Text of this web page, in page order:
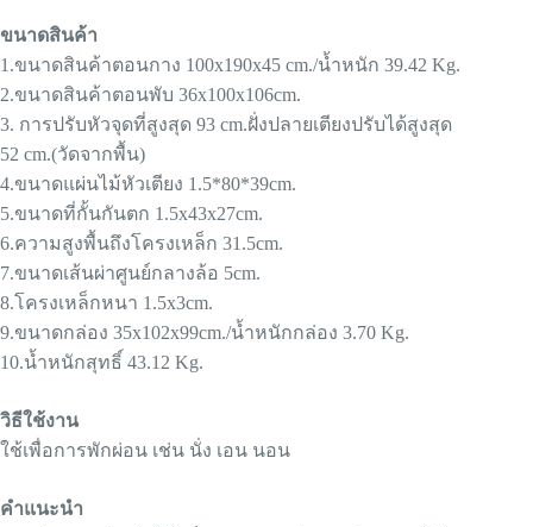
ขนาดสินค้า
1.ขนาดสินค้าตอนกาง 100x190x45 cm./น้ำหนัก 39.42 Kg.
2.ขนาดสินค้าตอนพับ 36x100x106cm.
3. การปรับหัวจุดที่สูงสุด 93 cm.ฝั่งปลายเตียงปรับได้สูงสุด
52 cm.(วัดจากพื้น)
4.ขนาดแผ่นไม้หัวเตียง 1.5*80*39cm.
5.ขนาดที่กั้นกันตก 1.5x43x27cm.
6.ความสูงพื้นถึงโครงเหล็ก 31.5cm.
7.ขนาดเส้นผ่าศูนย์กลางล้อ 5cm.
8.โครงเหล็กหนา 1.5x3cm.
9.ขนาดกล่อง 35x102x99cm./น้ำหนักกล่อง 3.70 Kg.
10.น้ำหนักสุทธิ์ 43.12 Kg.
วิธีใช้งาน
ใช้เพื่อการพักผ่อน เช่น นั่ง เอน นอน
คำแนะนำ